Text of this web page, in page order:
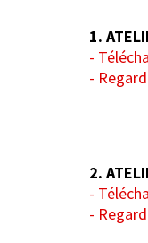
1.
-
-
2.
-
-